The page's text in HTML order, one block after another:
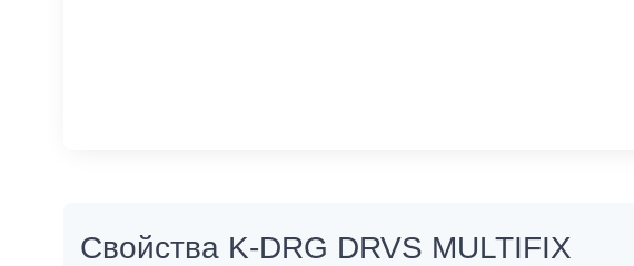
Свойства K-DRG DRVS MULTIFIX